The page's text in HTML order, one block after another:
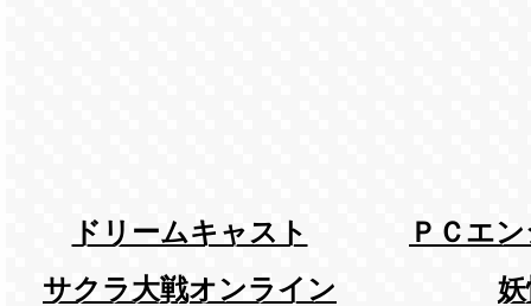
ドリームキャスト
サクラ大戦オンライン
ＰＣエ